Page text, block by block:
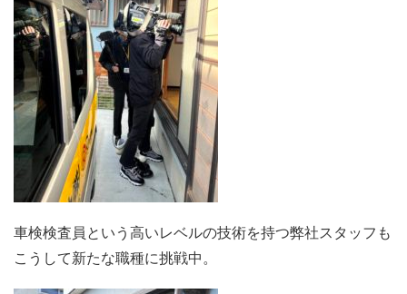
車検検査員という高いレベルの技術を持つ弊社スタッフも
こうして新たな職種に挑戦中。